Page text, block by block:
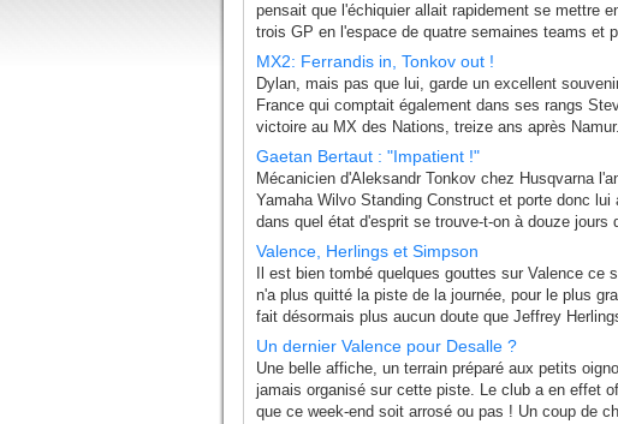
pensait que l'échiquier allait rapidement se mettre
trois GP en l'espace de quatre semaines teams et
MX2: Ferrandis in, Tonkov out !
Dylan, mais pas que lui, garde un excellent
France qui comptait également dans ses rangs
victoire au MX des Nations, treize ans après
Gaetan Bertaut : "Impatient !"
Mécanicien d'Aleksandr Tonkov chez Husqvarna
Yamaha Wilvo Standing Construct et porte donc
dans quel état d'esprit se trouve-t-on à douze
Valence, Herlings et Simpson
Il est bien tombé quelques gouttes sur Valence
n'a plus quitté la piste de la journée, pour le plus
fait désormais plus aucun doute que Jeffrey
Un dernier Valence pour Desalle ?
Une belle affiche, un terrain préparé aux petits
jamais organisé sur cette piste. Le club a en effet
que ce week-end soit arrosé ou pas ! Un coup de